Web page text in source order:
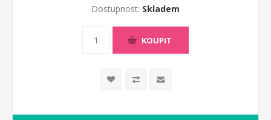
Dostupnost: Skladem
KOUPIT